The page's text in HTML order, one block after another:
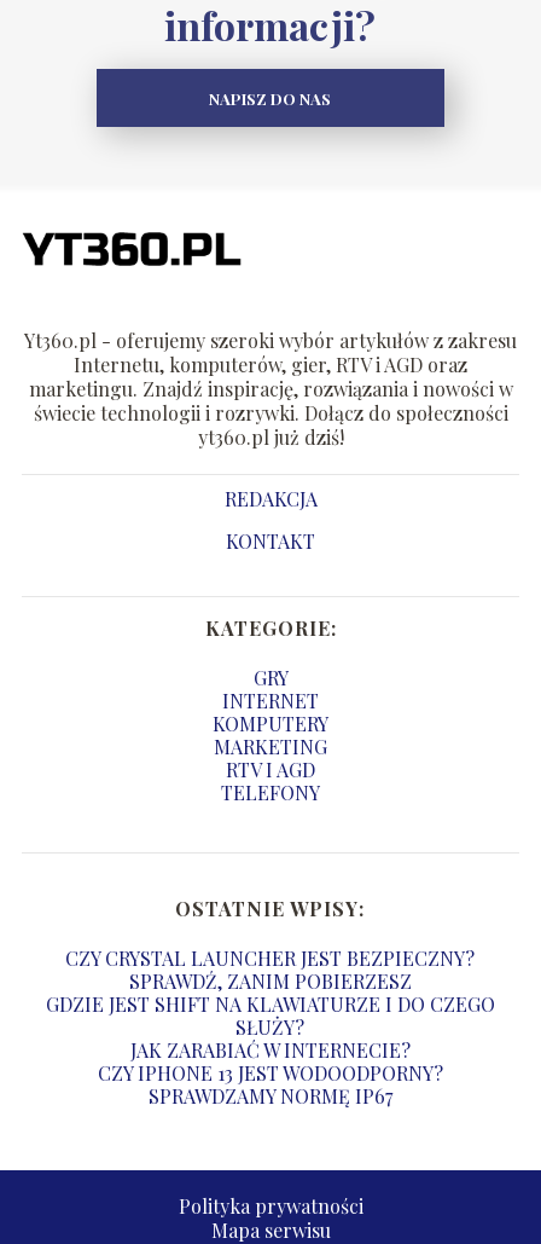
informacji?
NAPISZ DO NAS
Yt360.pl - oferujemy szeroki wybór artykułów z zakresu
Internetu, komputerów, gier, RTV i AGD oraz
marketingu. Znajdź inspirację, rozwiązania i nowości w
świecie technologii i rozrywki. Dołącz do społeczności
yt360.pl już dziś!
REDAKCJA
KONTAKT
KATEGORIE:
GRY
INTERNET
KOMPUTERY
MARKETING
RTV I AGD
TELEFONY
OSTATNIE WPISY:
CZY CRYSTAL LAUNCHER JEST BEZPIECZNY?
SPRAWDŹ, ZANIM POBIERZESZ
GDZIE JEST SHIFT NA KLAWIATURZE I DO CZEGO
SŁUŻY?
JAK ZARABIAĆ W INTERNECIE?
CZY IPHONE 13 JEST WODOODPORNY?
SPRAWDZAMY NORMĘ IP67
Polityka prywatności
Mapa serwisu